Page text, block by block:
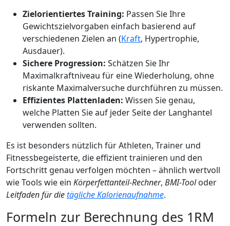
Zielorientiertes Training: Passen Sie Ihre
Gewichtszielvorgaben einfach basierend auf
verschiedenen Zielen an (Kraft, Hypertrophie,
Ausdauer).
Sichere Progression: Schätzen Sie Ihr
Maximalkraftniveau für eine Wiederholung, ohne
riskante Maximalversuche durchführen zu müssen.
Effizientes Plattenladen: Wissen Sie genau,
welche Platten Sie auf jeder Seite der Langhantel
verwenden sollten.
Es ist besonders nützlich für Athleten, Trainer und
Fitnessbegeisterte, die effizient trainieren und den
Fortschritt genau verfolgen möchten – ähnlich wertvoll
wie Tools wie ein Körperfettanteil-Rechner, BMI-Tooloder
Leitfaden für dietägliche Kalorienaufnahme.
Formeln zur Berechnung des 1RM